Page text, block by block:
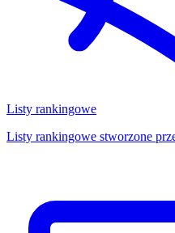
Listy rankingowe
Listy rankingowe stworzone